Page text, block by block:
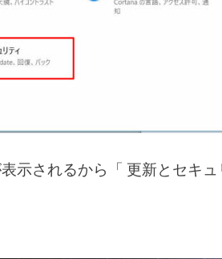
示されるから「 更新とセキュ